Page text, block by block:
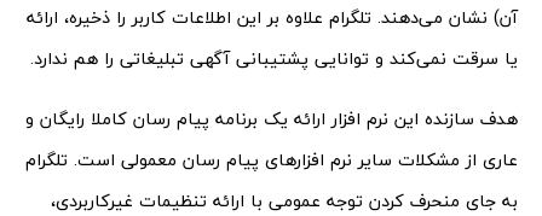
آن) نشان می‌دهند. تلگرام علاوه بر این اطلاعات کاربر را ذخیره، ارائه
یا سرقت نمی‌کند و توانایی پشتیبانی آگهی تبلیغاتی را هم ندارد.
هدف سازنده این نرم افزار ارائه یک برنامه پیام رسان کاملا رایگان و
عاری از مشکلات سایر نرم افزارهای پیام رسان معمولی است. تلگرام
به جای منحرف کردن توجه عمومی با ارائه تنظیمات غیرکاربردی،